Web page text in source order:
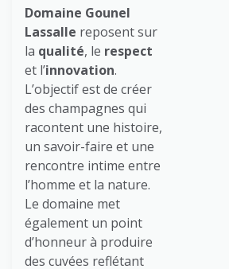
Domaine Gounel
Lassalle reposent sur
la qualité, le respect
et l’innovation.
L’objectif est de créer
des champagnes qui
racontent une histoire,
un savoir-faire et une
rencontre intime entre
l’homme et la nature.
Le domaine met
également un point
d’honneur à produire
des cuvées reflétant